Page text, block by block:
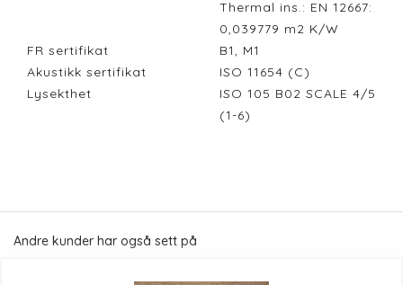
Thermal ins.: EN 12667:
0,039779 m2 K/W
FR sertifikat
B1, M1
Akustikk sertifikat
ISO 11654 (C)
Lysekthet
ISO 105 B02 SCALE 4/5
(1-6)
Andre kunder har også sett på